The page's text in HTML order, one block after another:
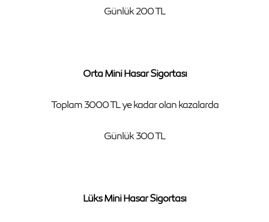
Günlük 200 TL
Orta Mini Hasar Sigortası
Toplam 3000 TL ye kadar olan kazalarda
Günlük 300 TL
Lüks Mini Hasar Sigortası